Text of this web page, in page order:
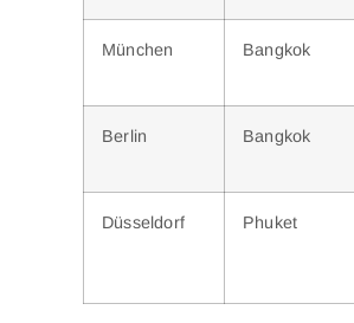
München Bangkok
Berlin Bangkok
Düsseldorf Phuket